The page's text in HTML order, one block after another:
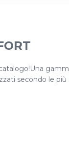
secondo le